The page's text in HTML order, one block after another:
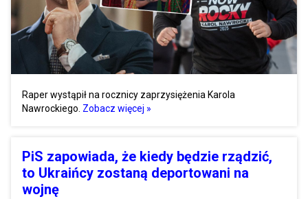
Raper wystąpił na rocznicy zaprzysiężenia Karola
Nawrockiego. Zobacz więcej »
PiS zapowiada, że kiedy będzie rządzić,
to Ukraińcy zostaną deportowani na
wojnę